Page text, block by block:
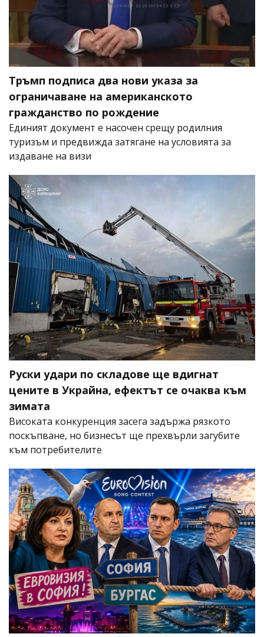
Тръмп подписа два нови указа за
ограничаване на американското
гражданство по рождение
Единият документ е насочен срещу родилния
туризъм и предвижда затягане на условията за
издаване на визи
Руски удари по складове ще вдигнат
цените в Украйна, ефектът се очаква към
зимата
Високата конкуренция засега задържа рязкото
поскъпване, но бизнесът ще прехвърли загубите
към потребителите